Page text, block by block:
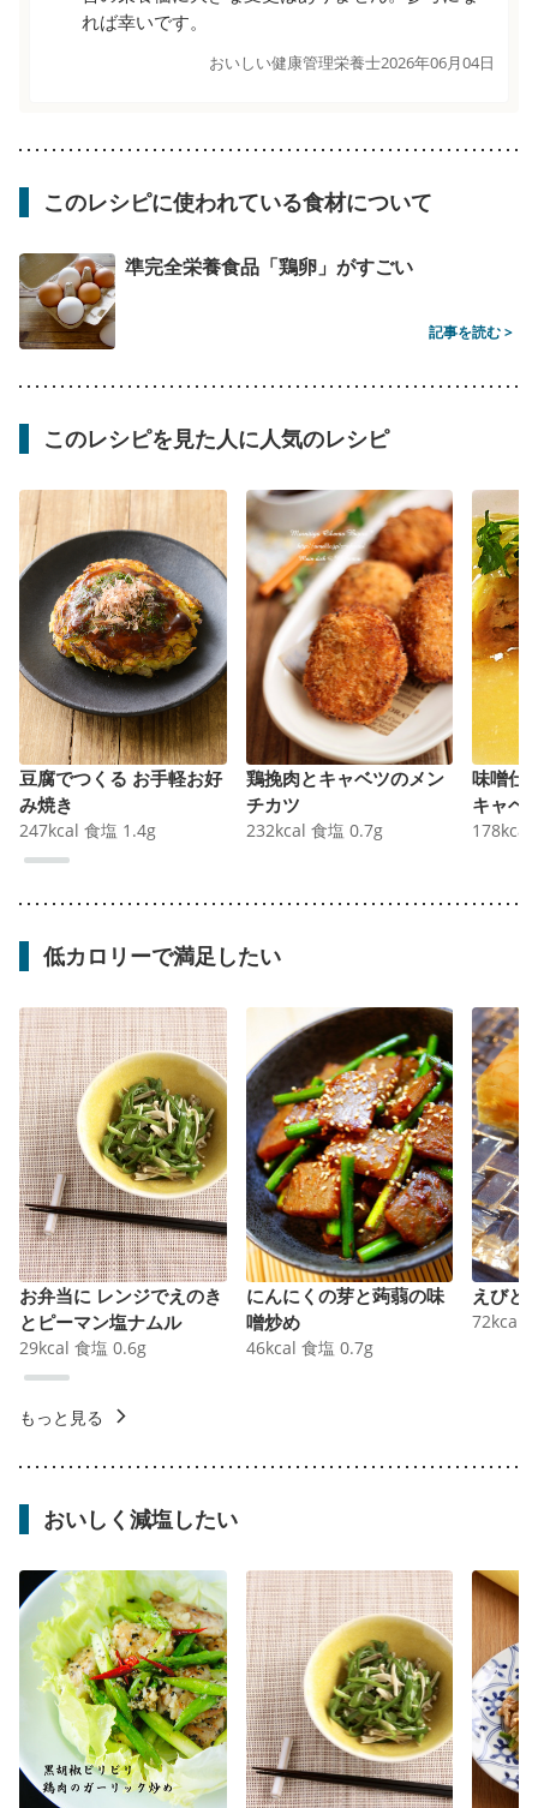
れば幸いです。
おいしい健康管理栄養士2026年06月04日
このレシピに使われている食材について
準完全栄養食品「鶏卵」がすごい
記事を読む >
このレシピを見た人に人気のレシピ
豆腐でつくる お手軽お好
み焼き
247kcal 食塩 1.4g
鶏挽肉とキャベツのメン
チカツ
232kcal 食塩 0.7g
味噌仕
キャベ
178kcal
低カロリーで満足したい
お弁当に レンジでえのき
とピーマン塩ナムル
29kcal 食塩 0.6g
にんにくの芽と蒟蒻の味
噌炒め
46kcal 食塩 0.7g
えびと
72kcal
もっと見る
おいしく減塩したい